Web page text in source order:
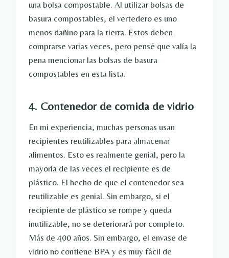
una bolsa compostable. Al utilizar bolsas de
basura compostables, el vertedero es uno
menos dañino para la tierra. Estos deben
comprarse varias veces, pero pensé que valía la
pena mencionar las bolsas de basura
compostables en esta lista.
4. Contenedor de comida de vidrio
En mi experiencia, muchas personas usan
recipientes reutilizables para almacenar
alimentos. Esto es realmente genial, pero la
mayoría de las veces el recipiente es de
plástico. El hecho de que el contenedor sea
reutilizable es genial. Sin embargo, si el
recipiente de plástico se rompe y queda
inutilizable, no se deteriorará por completo.
Más de 400 años. Sin embargo, el envase de
vidrio no contiene BPA y es muy fácil de